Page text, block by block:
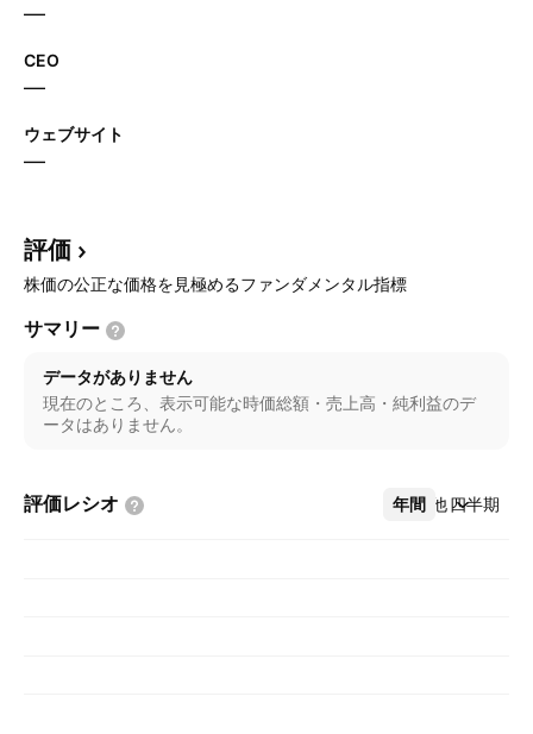
—
CEO
—
ウェブサイト
—
評価
株価の公正な価格を見極めるファンダメンタル指標
サマリー
データがありません
現在のところ、表示可能な時価総額・売上高・純利益のデ
ータはありません。
評価レシオ 年間 四半期
その他